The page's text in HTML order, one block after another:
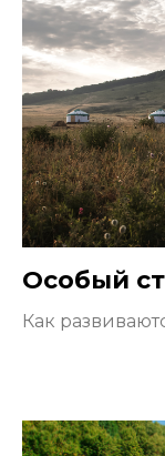
Особый
Как